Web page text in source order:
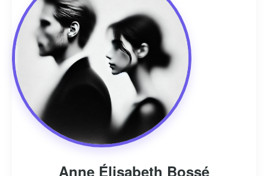
Anne Élisabeth Bossé